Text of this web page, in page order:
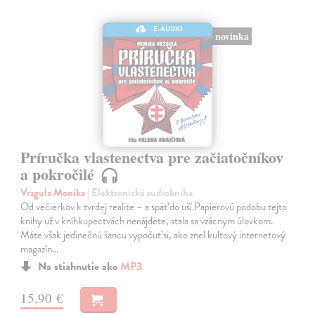
E-AUDIO
novinka
Príručka vlastenectva pre začiatočníkov
a pokročilé
Vrzgula Monika| Elektronická audiokniha
Od večierkov k tvrdej realite – a späť do uší.Papierovú podobu tejto
knihy už v kníhkupectvách nenájdete, stala sa vzácnym úlovkom.
Máte však jedinečnú šancu vypočuť si, ako znel kultový internetový
magazín…
Na stiahnutie ako MP3
15,90 €